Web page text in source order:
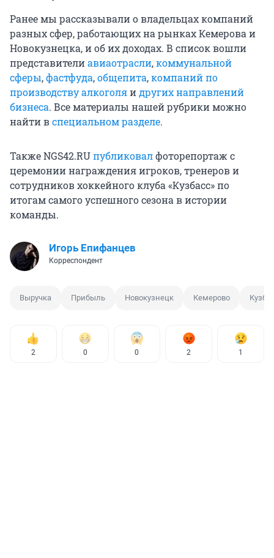
Ранее мы рассказывали о владельцах компаний
разных сфер, работающих на рынках Кемерова и
Новокузнецка, и об их доходах. В список вошли
представителиавиаотрасли,коммунальной
сферы,фастфуда,общепита,компаний по
производству алкоголяидругихнаправлений
бизнеса. Все материалы нашей рубрики можно
найти вспециальном разделе.
Также NGS42.RUпубликовалфоторепортаж с
церемонии награждения игроков, тренеров и
сотрудников хоккейного клуба «Кузбасс» по
итогам самого успешного сезона в истории
команды.
Игорь Епифанцев
Корреспондент
Выручка Прибыль Новокузнецк Кемерово
2 0 0 2 1